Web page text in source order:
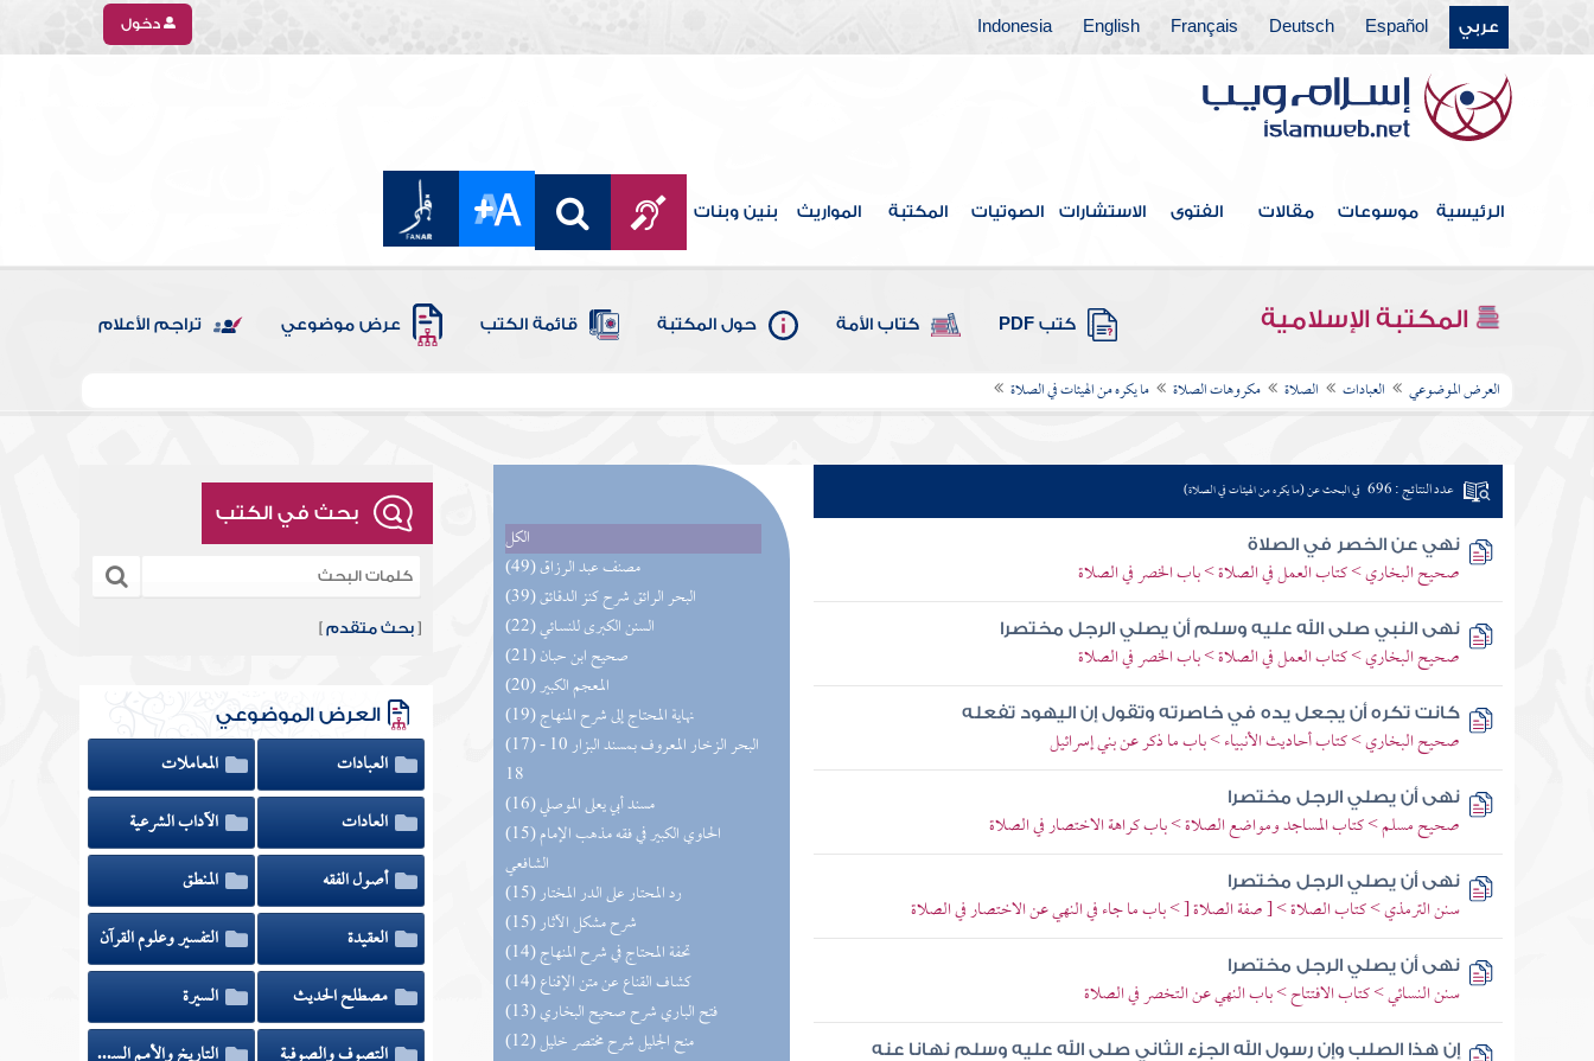
عربي Español
Deutsch
Français
English
Indonesia دخول
الرئيسية موسوعات مقالات الفتوى الاستشارات الصوتيات المكتبة المواريث بنين وبنات
المكتبة الإسلامية كتب PDF كتاب الأمة حول المكتبة قائمة الكتب عرض موضوعي تراجم الأعلام
العرض الموضوعي العبادات الصلاة مكروهات الصلاة ما يكره من الهيئات في الصلاة
الكل
(49) مصنف عبد الرزاق
(39) البحر الرائق شرح كنز الدقائق
(22) السنن الكبرى للنسائي
(21) صحيح ابن حبان
(20) المعجم الكبير
(19) نهاية المحتاج إلى شرح المنهاج
(17) البحر الزخار المعروف بمسند البزار 10 -
18
(16) مسند أبي يعلى الموصلي
(15) الحاوي الكبير في فقه مذهب الإمام
الشافعي
(15) رد المحتار على الدر المختار
(15) شرح مشكل الآثار
(14) تحفة المحتاج في شرح المنهاج
(14) كشاف القناع عن متن الإقناع
(13) فتح الباري شرح صحيح البخاري
(12) منح الجليل شرح مختصر خليل
عدد النتائج : 696 في البحث عن (ما يكره من الهيئات في الصلاة)
نهي عن الخصر في الصلاة
صحيح البخاري > كتاب العمل في الصلاة > باب الخصر في الصلاة
نهى النبي صلى الله عليه وسلم أن يصلي الرجل مختصرا
صحيح البخاري > كتاب العمل في الصلاة > باب الخصر في الصلاة
كانت تكره أن يجعل يده في خاصرته وتقول إن اليهود تفعله
صحيح البخاري > كتاب أحاديث الأنبياء > باب ما ذكر عن بني إسرائيل
نهى أن يصلي الرجل مختصرا
صحيح مسلم > كتاب المساجد ومواضع الصلاة > باب كراهة الاختصار في الصلاة
نهى أن يصلي الرجل مختصرا
سنن الترمذي > كتاب الصلاة > [ صفة الصلاة [ > باب ما جاء في النهي عن الاختصار في الصلاة
نهى أن يصلي الرجل مختصرا
سنن النسائي > كتاب الافتتاح > باب النهي عن التخصر في الصلاة
إن هذا الصلب وإن رسول الله الجزء الثاني صلى الله عليه وسلم نهانا عنه
بحث في الكتب
[بحث متقدم ]
العرض الموضوعي
العبادات
المعاملات
العادات
الآداب الشرعية
أصول الفقه
المنطق
العقيدة
التفسير وعلوم القرآن
مصطلح الحديث
السيرة